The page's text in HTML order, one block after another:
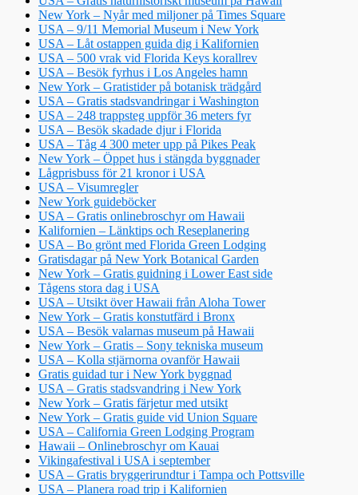
New York – Nyår med miljoner på Times Square
USA – 9/11 Memorial Museum i New York
USA – Låt ostappen guida dig i Kalifornien
USA – 500 vrak vid Florida Keys korallrev
USA – Besök fyrhus i Los Angeles hamn
New York – Gratistider på botanisk trädgård
USA – Gratis stadsvandringar i Washington
USA – 248 trappsteg uppför 36 meters fyr
USA – Besök skadade djur i Florida
USA – Tåg 4 300 meter upp på Pikes Peak
New York – Öppet hus i stängda byggnader
Lågprisbuss för 21 kronor i USA
USA – Visumregler
New York guideböcker
USA – Gratis onlinebroschyr om Hawaii
Kalifornien – Länktips och Reseplanering
USA – Bo grönt med Florida Green Lodging
Gratisdagar på New York Botanical Garden
New York – Gratis guidning i Lower East side
Tågens stora dag i USA
USA – Utsikt över Hawaii från Aloha Tower
New York – Gratis konstutfärd i Bronx
USA – Besök valarnas museum på Hawaii
New York – Gratis – Sony tekniska museum
USA – Kolla stjärnorna ovanför Hawaii
Gratis guidad tur i New York byggnad
USA – Gratis stadsvandring i New York
New York – Gratis färjetur med utsikt
New York – Gratis guide vid Union Square
USA – California Green Lodging Program
Hawaii – Onlinebroschyr om Kauai
Vikingafestival i USA i september
USA – Gratis bryggerirundtur i Tampa och Pottsville
USA – Planera road trip i Kalifornien